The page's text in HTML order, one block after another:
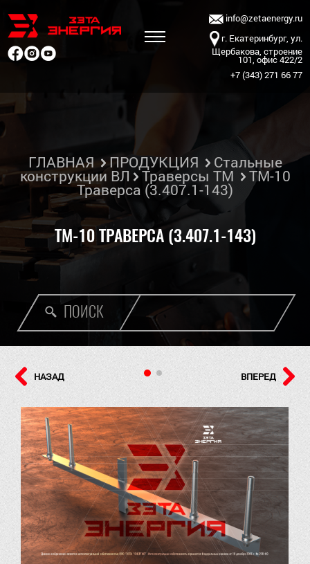
info@zetaenergy.ru
г. Екатеринбург, ул.
Щербакова, строение
101, офис 422/2
+7 (343) 271 66 77
ПОИСК
ГЛАВНАЯ ПРОДУКЦИЯ Стальные
конструкции ВЛ Траверсы ТМ ТМ-10
Траверса (3.407.1-143)
ТМ-10 ТРАВЕРСА (3.407.1-143)
НАЗАД ВПЕРЕД